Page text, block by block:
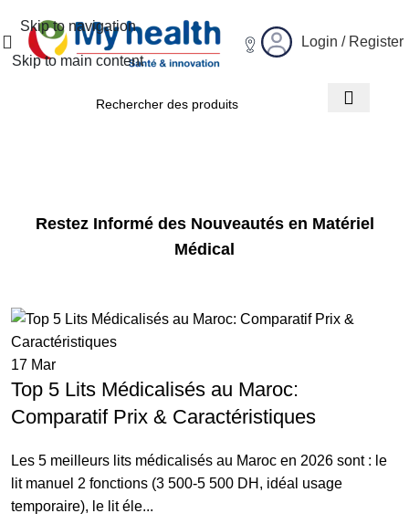
Skip to navigation
Skip to main content
Login / Register
Restez Informé des Nouveautés en Matériel
Médical
17 Mar
Top 5 Lits Médicalisés au Maroc:
Comparatif Prix & Caractéristiques
Les 5 meilleurs lits médicalisés au Maroc en 2026 sont : le
lit manuel 2 fonctions (3 500-5 500 DH, idéal usage
temporaire), le lit éle...